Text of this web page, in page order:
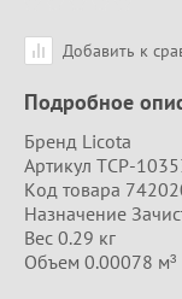
Добавить к
Подробное
Бренд Licota
Артикул TCP-
Код товара
Назначение
Вес 0.29 кг
Объем 0.00078 м³